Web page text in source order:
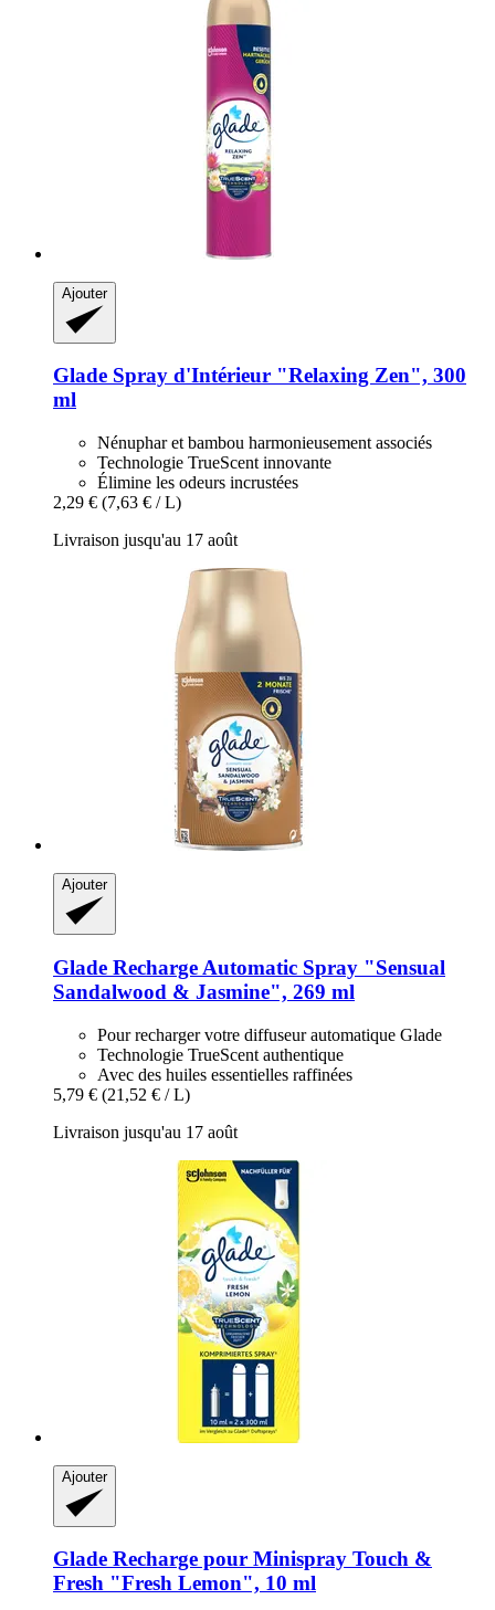
Ajouter
Glade Spray d'Intérieur "Relaxing Zen", 300
ml
Nénuphar et bambou harmonieusement associés
Technologie TrueScent innovante
Élimine les odeurs incrustées
2,29 € (7,63 € / L)
Livraison jusqu'au 17 août
Ajouter
Glade Recharge Automatic Spray "Sensual
Sandalwood & Jasmine", 269 ml
Pour recharger votre diffuseur automatique Glade
Technologie TrueScent authentique
Avec des huiles essentielles raffinées
5,79 € (21,52 € / L)
Livraison jusqu'au 17 août
Ajouter
Glade Recharge pour Minispray Touch &
Fresh "Fresh Lemon", 10 ml